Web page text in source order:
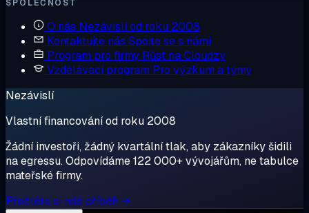
SPOLEČNOST
O nás Nezávislí od roku 2008
Kontaktujte nás Spojte se s námi
Program pro firmy Růst na Cloudzy
Vzdělávací program Pro výzkum a týmy
Nezávislí
Vlastní financování od roku 2008
Žádní investoři, žádný kvartální tlak, aby zákazníky šidili
na egressu. Odpovídáme 122 000+ vývojářům, ne tabulce
mateřské firmy.
Přečtěte si náš příběh →